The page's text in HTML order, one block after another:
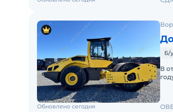
Б/у
В
Обновлено сегодня